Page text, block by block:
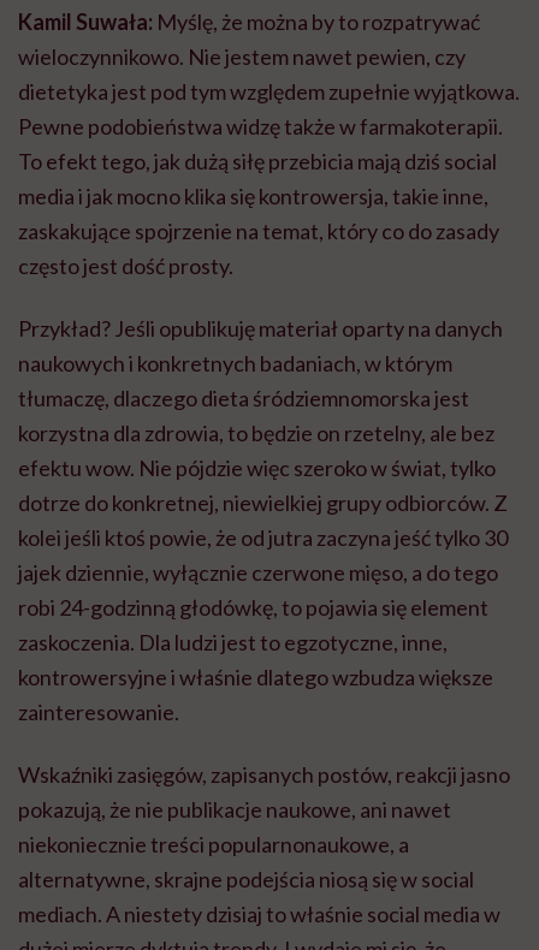
Kamil Suwała: Myślę, że można by to rozpatrywać
wieloczynnikowo. Nie jestem nawet pewien, czy
dietetyka jest pod tym względem zupełnie wyjątkowa.
Pewne podobieństwa widzę także w farmakoterapii.
To efekt tego, jak dużą siłę przebicia mają dziś social
media i jak mocno klika się kontrowersja, takie inne,
zaskakujące spojrzenie na temat, który co do zasady
często jest dość prosty.
Przykład? Jeśli opublikuję materiał oparty na danych
naukowych i konkretnych badaniach, w którym
tłumaczę, dlaczego dieta śródziemnomorska jest
korzystna dla zdrowia, to będzie on rzetelny, ale bez
efektu wow. Nie pójdzie więc szeroko w świat, tylko
dotrze do konkretnej, niewielkiej grupy odbiorców. Z
kolei jeśli ktoś powie, że od jutra zaczyna jeść tylko 30
jajek dziennie, wyłącznie czerwone mięso, a do tego
robi 24-godzinną głodówkę, to pojawia się element
zaskoczenia. Dla ludzi jest to egzotyczne, inne,
kontrowersyjne i właśnie dlatego wzbudza większe
zainteresowanie.
Wskaźniki zasięgów, zapisanych postów, reakcji jasno
pokazują, że nie publikacje naukowe, ani nawet
niekoniecznie treści popularnonaukowe, a
alternatywne, skrajne podejścia niosą się w social
mediach. A niestety dzisiaj to właśnie social media w